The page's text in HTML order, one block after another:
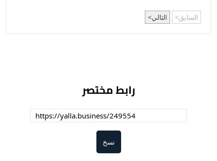
السابق التالي
رابط مختصر
نسخ